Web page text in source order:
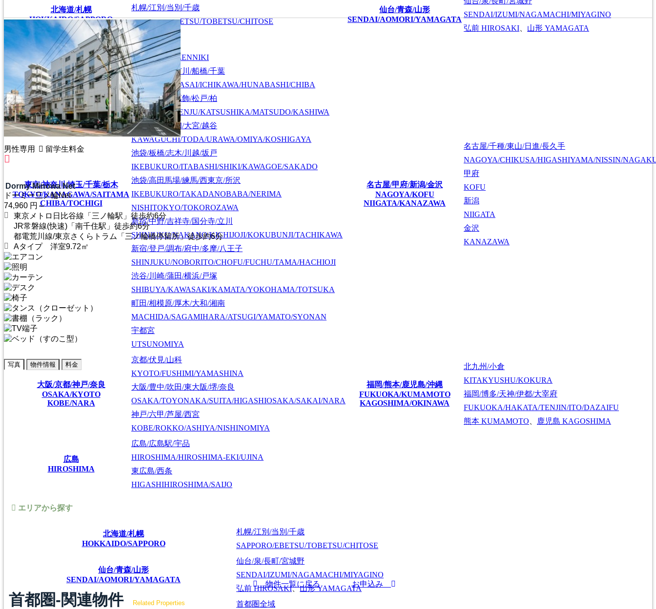
北海道/札幌
HOKKAIDO/SAPPORO
札幌/江別/当別/千歳
SAPPORO/EBETSU/TOBETSU/CHITOSE
仙台/青森/山形
SENDAI/AOMORI/YAMAGATA
SENDAI/IZUMI/NAGAMACHI/MIYAGINO
弘前 HIROSAKI 山形 YAMAGATA
東京/神奈川/埼玉/千葉/栃木
TOKYO/KANAGAWA/SAITAMA
CHIBA/TOCHIGI
首都圏全域
SHUTOKEN ZENNIKI
江戸川/葛西/市川/船橋/千葉
EDOGAWA/KASAI/ICHIKAWA/HUNABASHI/CHIBA
上野/北千住/葛飾/松戸/柏
UENO/KITASENJU/KATSUSHIKA/MATSUDO/KASHIWA
川口/戸田/浦和/大宮/越谷
KAWAGUCHI/TODA/URAWA/OMIYA/KOSHIGAYA
池袋/板橋/志木/川越/坂戸
IKEBUKURO/ITABASHI/SHIKI/KAWAGOE/SAKADO
池袋/高田馬場/練馬/西東京/所沢
IKEBUKURO/TAKADANOBABA/NERIMA
NISHITOKYO/TOKOROZAWA
新宿/中野/吉祥寺/国分寺/立川
SHINJUKU/NAKANO/KICHIJOJI/KOKUBUNJI/TACHIKAWA
新宿/登戸/調布/府中/多摩/八王子
SHINJUKU/NOBORITO/CHOFU/FUCHU/TAMA/HACHIOJI
渋谷/川崎/蒲田/横浜/戸塚
SHIBUYA/KAWASAKI/KAMATA/YOKOHAMA/TOTSUKA
町田/相模原/厚木/大和/湘南
MACHIDA/SAGAMIHARA/ATSUGI/YAMATO/SYONAN
宇都宮
UTSUNOMIYA
名古屋/甲府/新潟/金沢
NAGOYA/KOFU
NIIGATA/KANAZAWA
名古屋/千種/東山/日進/長久手
NAGOYA/CHIKUSA/HIGASHIYAMA/NISSIN/
甲府
KOFU
新潟
NIIGATA
金沢
KANAZAWA
大阪/京都/神戸/奈良
OSAKA/KYOTO
KOBE/NARA
京都/伏見/山科
KYOTO/FUSHIMI/YAMASHINA
大阪/豊中/吹田/東大阪/堺/奈良
OSAKA/TOYONAKA/SUITA/HIGASHIOSAKA/SAKAI/NARA
神戸/六甲/芦屋/西宮
KOBE/ROKKO/ASHIYA/NISHINOMIYA
福岡/熊本/鹿児島/沖縄
FUKUOKA/KUMAMOTO
KAGOSHIMA/OKINAWA
北九州/小倉
KITAKYUSHU/KOKURA
福岡/博多/天神/伊都/大宰府
FUKUOKA/HAKATA/TENJIN/ITO/DAZAIFU
熊本 KUMAMOTO 鹿児島 KAGOSHIMA
広島
HIROSHIMA
広島/広島駅/宇品
HIROSHIMA/HIROSHIMA-EKI/UJINA
東広島/西条
HIGASHIHIROSHIMA/SAIJO
エリアから探す
北海道/札幌
HOKKAIDO/SAPPORO
札幌/江別/当別/千歳
SAPPORO/EBETSU/TOBETSU/CHITOSE
仙台/青森/山形
SENDAI/AOMORI/YAMAGATA
仙台/泉/長町/宮城野
SENDAI/IZUMI/NAGAMACHI/MIYAGINO
弘前HIROSAKI、山形YAMAGATA
首都圏全域
男性専用 留学生料金
Dormy Minowa Net
ドーミー三ノ輪Net
74,960 円～
東京メトロ日比谷線「三ノ輪駅」徒歩約6分
JR常磐線(快速)「南千住駅」徒歩約6分
都電荒川線/東京さくらトラム「三ノ輪橋停留所」徒歩約6分
Aタイプ 洋室9.72㎡
写真 物件情報 料金
物件一覧に戻る お申込み
首都圏-関連物件 Related Properties